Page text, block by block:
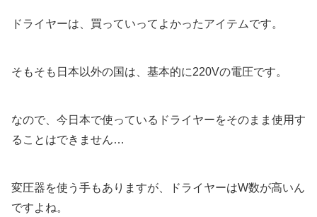
ドライヤーは、買っていってよかったアイテムです。
そもそも日本以外の国は、基本的に220Vの電圧です。
なので、今日本で使っているドライヤーをそのまま使用す
ることはできません…
変圧器を使う手もありますが、ドライヤーはW数が高いん
ですよね。